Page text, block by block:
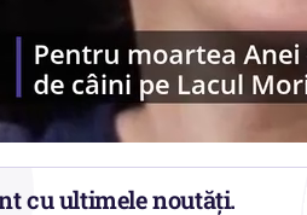
cu ultimele noutăți.